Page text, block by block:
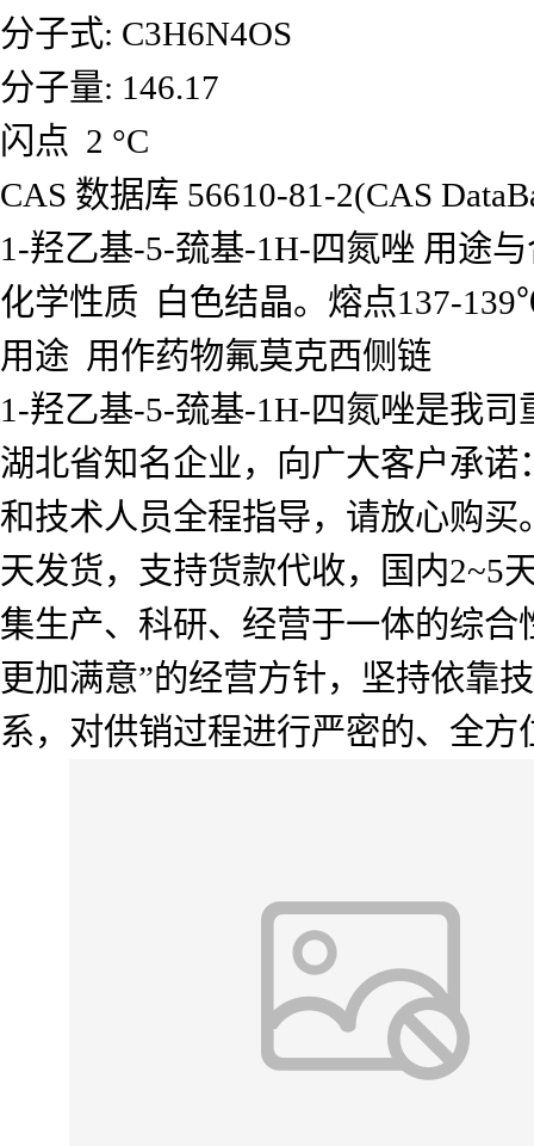
分子式: C3H6N4OS
分子量: 146.17
闪点 2 °C
CAS 数据库 56610-81-2(CAS
1-羟乙基-5-巯基-1H-四氮唑 用途
化学性质 白色结晶。熔点137-
用途 用作药物氟莫克西侧链
1-羟乙基-5-巯基-1H-四氮唑是我
湖北省知名企业，向广大客户承
和技术人员全程指导，请放心购
天发货，支持货款代收，国内2~5
集生产、科研、经营于一体的综
更加满意”的经营方针，坚持依靠
系，对供销过程进行严密的、全